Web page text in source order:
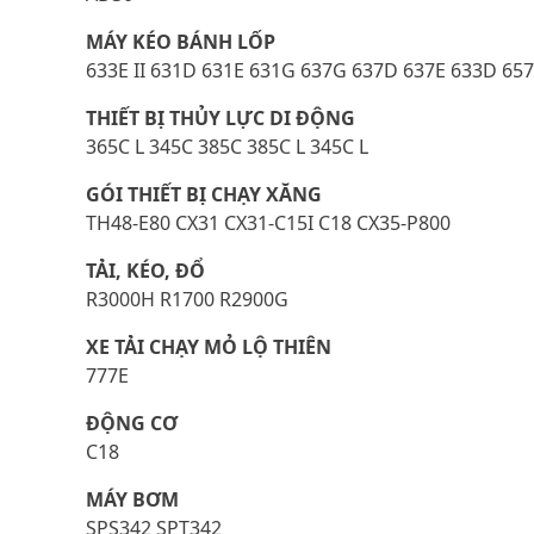
MÁY KÉO BÁNH LỐP
633E II 631D 631E 631G 637G 637D 637E 633D
THIẾT BỊ THỦY LỰC DI ĐỘNG
365C L 345C 385C 385C L 345C L
GÓI THIẾT BỊ CHẠY XĂNG
TH48-E80 CX31 CX31-C15I C18 CX35-P800
TẢI, KÉO, ĐỔ
R3000H R1700 R2900G
XE TẢI CHẠY MỎ LỘ THIÊN
777E
ĐỘNG CƠ
C18
MÁY BƠM
SPS342 SPT342